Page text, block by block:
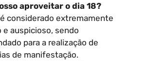
aproveitar o dia 18?
é considerado extremamente
e auspicioso, sendo
para a realização de
de manifestação.